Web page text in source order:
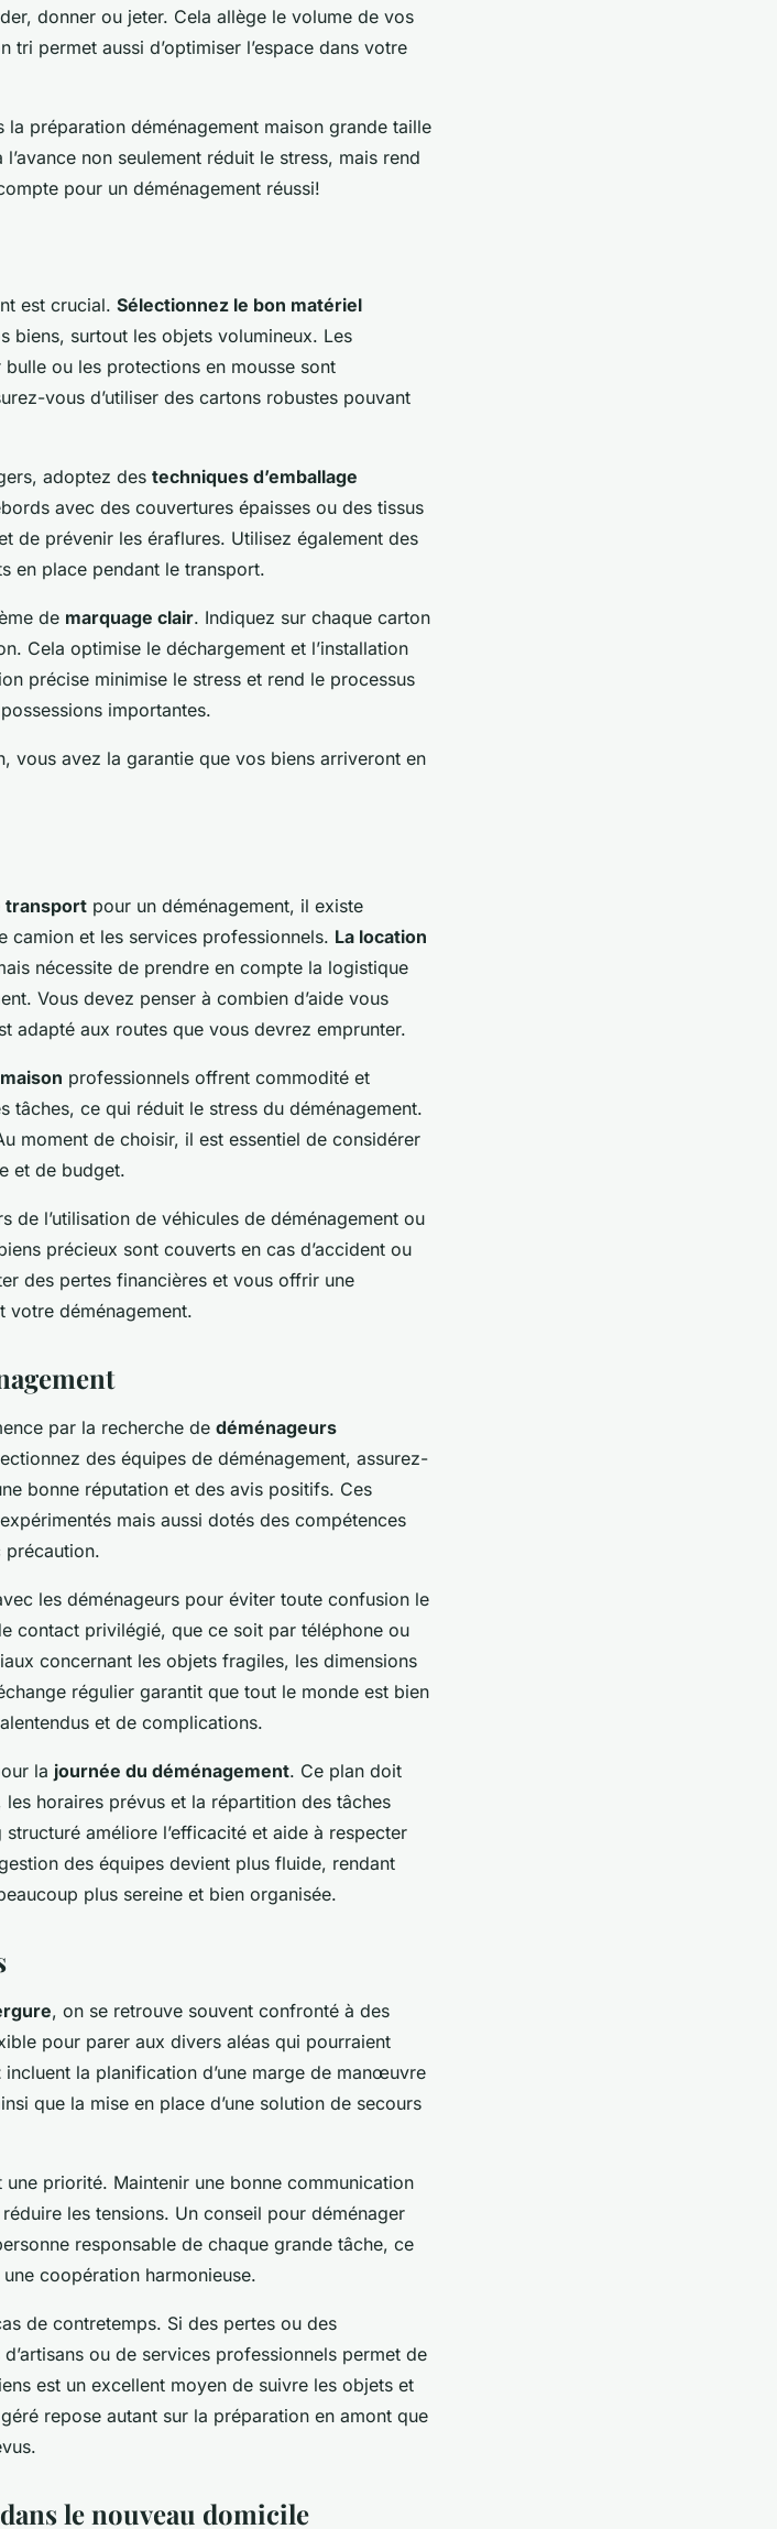
donner ou jeter. Cela allège le volume de vos
permet aussi d’optimiser l’espace dans votre
préparation déménagement maison grande taille
non seulement réduit le stress, mais rend
pour un déménagement réussi!
est crucial. Sélectionnez le bon matériel
biens, surtout les objets volumineux. Les
ou les protections en mousse sont
vous d’utiliser des cartons robustes pouvant
adoptez des techniques d’emballage
avec des couvertures épaisses ou des tissus
de prévenir les éraflures. Utilisez également des
en place pendant le transport.
de marquage clair. Indiquez sur chaque carton
Cela optimise le déchargement et l’installation
précise minimise le stress et rend le processus
importantes.
vous avez la garantie que vos biens arriveront en
transport pour un déménagement, il existe
et les services professionnels. La location
nécessite de prendre en compte la logistique
Vous devez penser à combien d’aide vous
adapté aux routes que vous devrez emprunter.
professionnels offrent commodité et
tâches, ce qui réduit le stress du déménagement.
moment de choisir, il est essentiel de considérer
et de budget.
de l’utilisation de véhicules de déménagement ou
précieux sont couverts en cas d’accident ou
des pertes financières et vous offrir une
votre déménagement.
par la recherche de déménageurs
des équipes de déménagement, assurez-
bonne réputation et des avis positifs. Ces
mais aussi dotés des compétences
précaution.
les déménageurs pour éviter toute confusion le
contact privilégié, que ce soit par téléphone ou
concernant les objets fragiles, les dimensions
régulier garantit que tout le monde est bien
et de complications.
la journée du déménagement. Ce plan doit
horaires prévus et la répartition des tâches
améliore l’efficacité et aide à respecter
des équipes devient plus fluide, rendant
plus sereine et bien organisée.
, on se retrouve souvent confronté à des
pour parer aux divers aléas qui pourraient
incluent la planification d’une marge de manœuvre
que la mise en place d’une solution de secours
une priorité. Maintenir une bonne communication
les tensions. Un conseil pour déménager
responsable de chaque grande tâche, ce
coopération harmonieuse.
de contretemps. Si des pertes ou des
ou de services professionnels permet de
est un excellent moyen de suivre les objets et
repose autant sur la préparation en amont que
le nouveau domicile